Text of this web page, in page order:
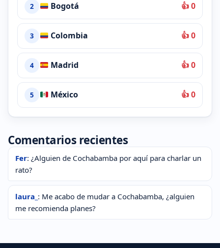
2 Bogotá 👍 0
3 Colombia 👍 0
4 Madrid 👍 0
5 México 👍 0
Comentarios recientes
Fer: ¿Alguien de Cochabamba por aquí para charlar un
rato?
laura_ : Me acabo de mudar a Cochabamba, ¿alguien
me recomienda planes?